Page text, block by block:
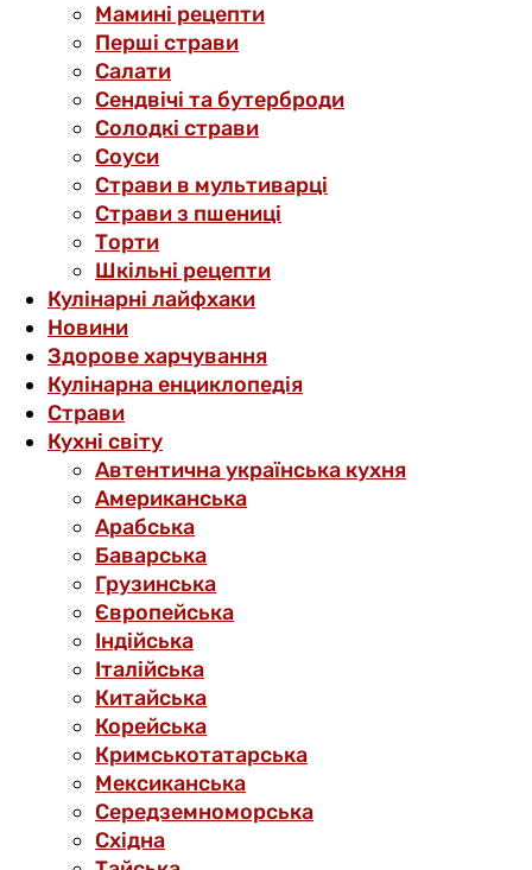
Мамині рецепти
Перші страви
Салати
Сендвічі та бутерброди
Солодкі страви
Соуси
Страви в мультиварці
Страви з пшениці
Торти
Шкільні рецепти
Кулінарні лайфхаки
Новини
Здорове харчування
Кулінарна енциклопедія
Страви
Кухні світу
Автентична українська кухня
Американська
Арабська
Баварська
Грузинська
Європейська
Індійська
Італійська
Китайська
Корейська
Кримськотатарська
Мексиканська
Середземноморська
Східна